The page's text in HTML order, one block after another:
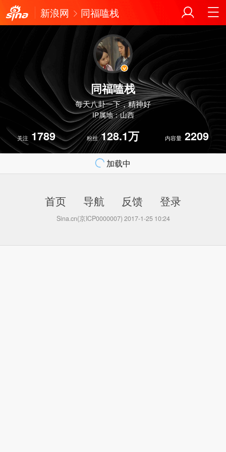
新浪网 同福嗑栈
同福嗑栈
每天八卦一下，精神好
IP属地：山西
关注 1789 粉丝 128.1万 内容量 2209
加载中
首页 导航 反馈 登录
Sina.cn(京ICP0000007) 2017-1-25 10:24